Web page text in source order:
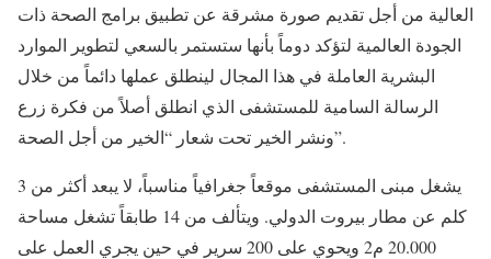
العالية من أجل تقديم صورة مشرقة عن تطبيق برامج الصحة ذات
الجودة العالمية لتؤكد دوماً بأنها ستستمر بالسعي لتطوير الموارد
البشرية العاملة في هذا المجال لينطلق عملها دائماً من خلال
الرسالة السامية للمستشفى الذي انطلق أصلاً من فكرة زرع
ونشر الخير تحت شعار “الخير من أجل الصحة”.
يشغل مبنى المستشفى موقعاً جغرافياً مناسباً، لا يبعد أكثر من 3
كلم عن مطار بيروت الدولي. ويتألف من 14 طابقاً تشغل مساحة
20.000 م2 ويحوي على 200 سرير في حين يجري العمل على